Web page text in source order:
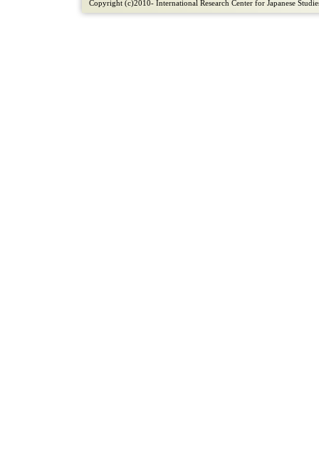
Copyright (c)2010- International Research Center for Japanese